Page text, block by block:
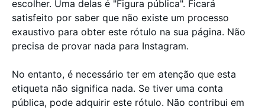
escolher. Uma delas é "Figura pública". Ficará
satisfeito por saber que não existe um processo
exaustivo para obter este rótulo na sua página. Não
precisa de provar nada para Instagram.
No entanto, é necessário ter em atenção que esta
etiqueta não significa nada. Se tiver uma conta
pública, pode adquirir este rótulo. Não contribui em